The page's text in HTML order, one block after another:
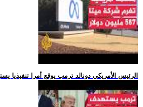
.. الرئيس الأمريكي دونالد ترمب يوقع أمرا تنفيذيا